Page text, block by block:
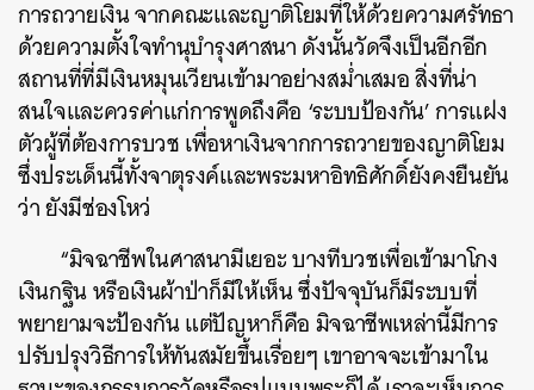
การถวายเงิน จากคณะและญาติโยมที่ให้ด้วยความศรัทธา
ด้วยความตั้งใจทำนุบำรุงศาสนา ดังนั้นวัดจึงเป็นอีกอีก
สถานที่ที่มีเงินหมุนเวียนเข้ามาอย่างสม่ำเสมอ สิ่งที่น่า
สนใจและควรค่าแก่การพูดถึงคือ ‘ระบบป้องกัน’ การแฝง
ตัวผู้ที่ต้องการบวช เพื่อหาเงินจากการถวายของญาติโยม
ซึ่งประเด็นนี้ทั้งจาตุรงค์และพระมหาอิทธิศักดิ์ยังคงยืนยัน
ว่า ยังมีช่องโหว่
“มิจฉาชีพในศาสนามีเยอะ บางทีบวชเพื่อเข้ามาโกง
เงินกฐิน หรือเงินผ้าป่าก็มีให้เห็น ซึ่งปัจจุบันก็มีระบบที่
พยายามจะป้องกัน แต่ปัญหาก็คือ มิจฉาชีพเหล่านี้มีการ
ปรับปรุงวิธีการให้ทันสมัยขึ้นเรื่อยๆ เขาอาจจะเข้ามาใน